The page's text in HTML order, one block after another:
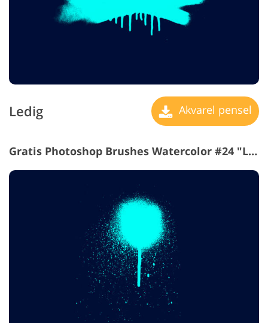
Ledig Akvarel pensel
Gratis Photoshop Brushes Watercolor #24 "Leakage"